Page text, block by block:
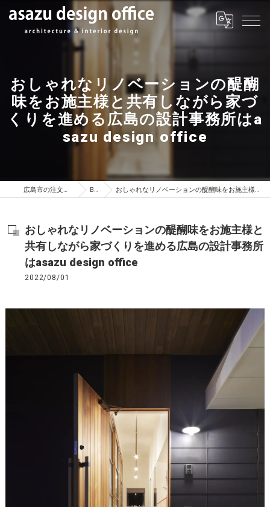
おしゃれなリノベーションの醍醐
味をお施主様と共有しながら家づ
くりを進める広島の設計事務所はa
sazu design office
広島市の注文住宅はasazu design office BLOG おしゃれなリノベーションの醍醐味をお施主様と共有しながら家づくりを進める広島の設計事務所はasazu design office
おしゃれなリノベーションの醍醐味をお施主様と
共有しながら家づくりを進める広島の設計事務所
はasazu design office
2022/08/01